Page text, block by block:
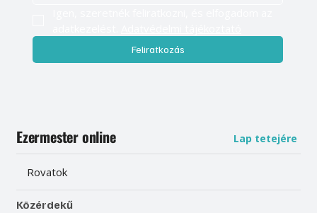
Feliratkozás
Ezermester online Lap tetejére
Rovatok
Közérdekű